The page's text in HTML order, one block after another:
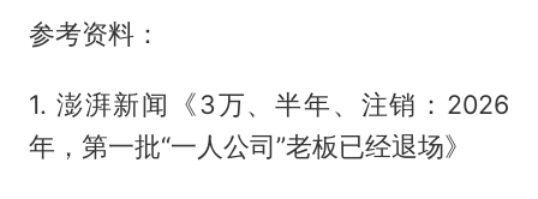
参考资料：
1. 澎湃新闻《3万、半年、注销：2026
年，第一批“一人公司”老板已经退场》